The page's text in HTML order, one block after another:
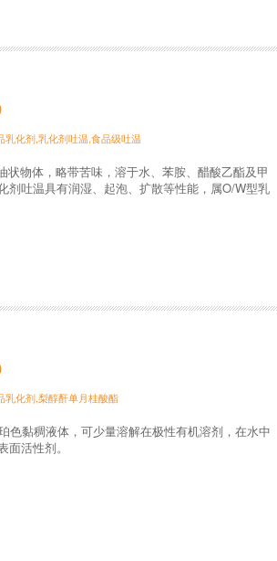
乳化剂,乳化剂吐温,食品级吐温
状物体，略带苦味，溶于水、苯胺、醋酸乙酯及甲
剂吐温具有润湿、起泡、扩散等性能，属O/W型乳
乳化剂,梨醇酐单月桂酸酯
色黏稠液体，可少量溶解在极性有机溶剂，在水中
活性剂。